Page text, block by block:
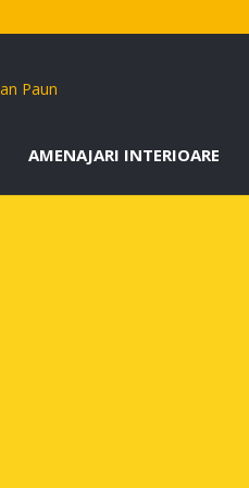
AMENAJARI INTERIOARE